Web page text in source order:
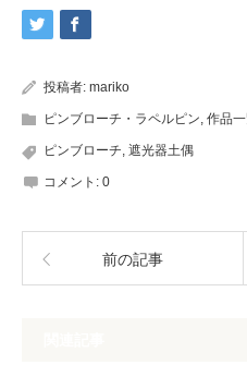
投稿者: mariko
ピンブローチ・ラペルピン, 作品
ピンブローチ, 遮光器土偶
コメント: 0
前の記事